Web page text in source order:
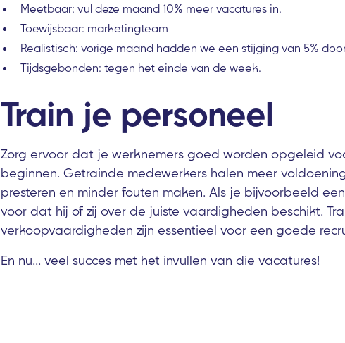
Meetbaar: vul deze maand 10% meer vacatures in.
Toewijsbaar: marketingteam
Realistisch: vorige maand hadden we een stijging van 5%
Tijdsgebonden: tegen het einde van de week.
Train je personeel
Zorg ervoor dat je werknemers goed worden opgeleid
beginnen. Getrainde medewerkers halen meer
presteren en minder fouten maken. Als je bijvoorbeeld
voor dat hij of zij over de juiste vaardigheden beschikt.
verkoopvaardigheden zijn essentieel voor een goede
En nu... veel succes met het invullen van die vacatures!